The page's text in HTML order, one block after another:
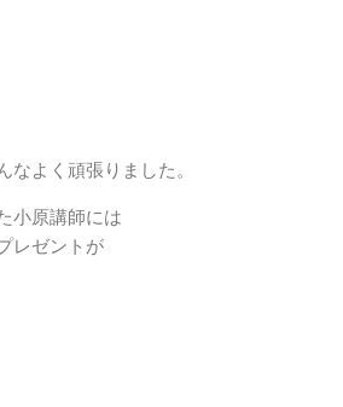
なよく頑張りました。
小原講師には
レゼントが